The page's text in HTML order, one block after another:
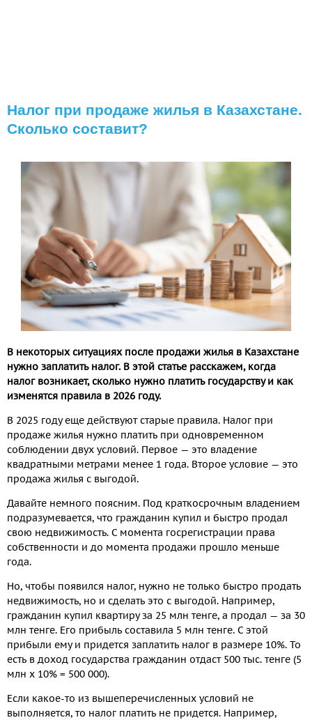
Налог при продаже жилья в Казахстане.
Сколько составит?
В некоторых ситуациях после продажи жилья в Казахстане
нужно заплатить налог. В этой статье расскажем, когда
налог возникает, сколько нужно платить государству и как
изменятся правила в 2026 году.
В 2025 году еще действуют старые правила. Налог при
продаже жилья нужно платить при одновременном
соблюдении двух условий. Первое — это владение
квадратными метрами менее 1 года. Второе условие — это
продажа жилья с выгодой.
Давайте немного поясним. Под краткосрочным владением
подразумевается, что гражданин купил и быстро продал
свою недвижимость. С момента госрегистрации права
собственности и до момента продажи прошло меньше
года.
Но, чтобы появился налог, нужно не только быстро продать
недвижимость, но и сделать это с выгодой. Например,
гражданин купил квартиру за 25 млн тенге, а продал — за 30
млн тенге. Его прибыль составила 5 млн тенге. С этой
прибыли ему и придется заплатить налог в размере 10%. То
есть в доход государства гражданин отдаст 500 тыс. тенге (5
млн х 10% = 500 000).
Если какое-то из вышеперечисленных условий не
выполняется, то налог платить не придется. Например,